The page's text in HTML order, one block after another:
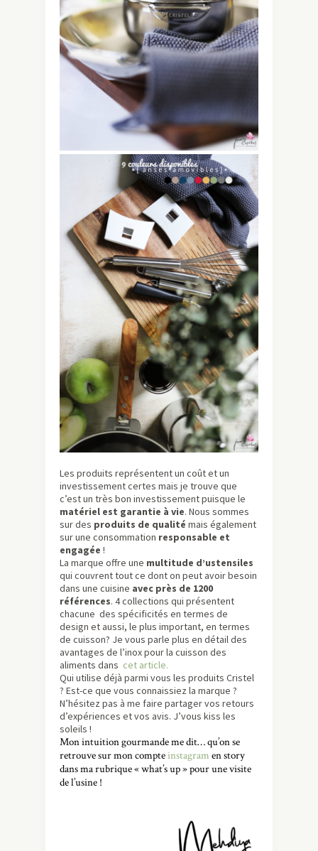
Les produits représentent un coût et un
investissement certes mais je trouve que
c’est un très bon investissement puisque le
matériel est garantie à vie. Nous sommes
sur des produits de qualité mais également
sur une consommation responsable et
engagée !
La marque offre une multitude d’ustensiles
qui couvrent tout ce dont on peut avoir besoin
dans une cuisine avec près de 1200
références. 4 collections qui présentent
chacune des spécificités en termes de
design et aussi, le plus important, en termes
de cuisson? Je vous parle plus en détail des
avantages de l’inox pour la cuisson des
aliments dans cet article.
Qui utilise déjà parmi vous les produits Cristel
? Est-ce que vous connaissiez la marque ?
N’hésitez pas à me faire partager vos retours
d’expériences et vos avis. J’vous kiss les
soleils !
Mon intuition gourmande me dit… qu’on se
retrouve sur mon compteinstagram en story
dans ma rubrique « what’s up » pour une visite
de l’usine !